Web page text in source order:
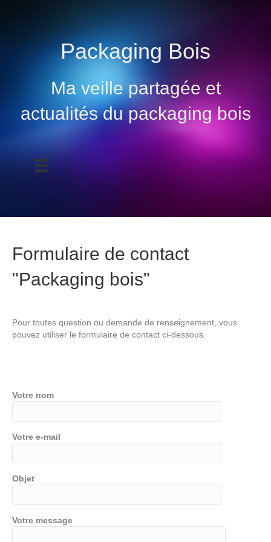
Packaging Bois
Ma veille partagée et
actualités du packaging bois
Formulaire de contact
"Packaging bois"
Pour toutes question ou demande de renseignement, vous
pouvez utiliser le formulaire de contact ci-dessous.
Votre nom
Votre e-mail
Objet
Votre message